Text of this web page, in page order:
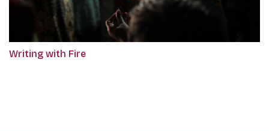
Writing with Fire